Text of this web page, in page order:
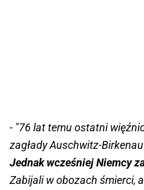
- "76 lat temu ostatni
zagłady Auschwitz-
Jednak wcześniej Niemcy
Zabijali w obozach śmierci,